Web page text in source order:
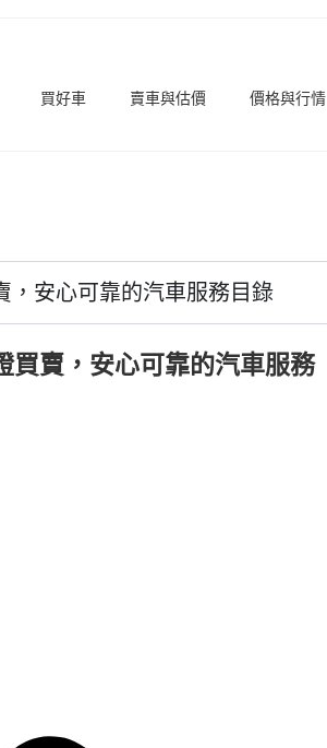
買好車 賣車與估價 價格與行情
，安心可靠的汽車服務目錄
買賣，安心可靠的汽車服務